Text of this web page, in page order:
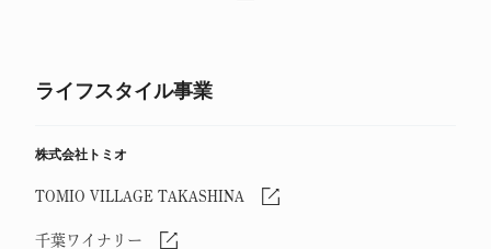
ライフスタイル事業
株式会社トミオ
TOMIO VILLAGE TAKASHINA
千葉ワイナリー